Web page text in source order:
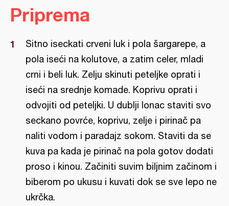
Priprema
Sitno iseckati crveni luk i pola šargarepe, a
pola iseći na kolutove, a zatim celer, mladi
crni i beli luk. Zelju skinuti peteljke oprati i
iseći na srednje komade. Koprivu oprati i
odvojiti od peteljki. U dublji lonac staviti svo
seckano povrće, koprivu, zelje i pirinač pa
naliti vodom i paradajz sokom. Staviti da se
kuva pa kada je pirinač na pola gotov dodati
proso i kinou. Začiniti suvim biljnim začinom i
biberom po ukusu i kuvati dok se sve lepo ne
ukrčka.